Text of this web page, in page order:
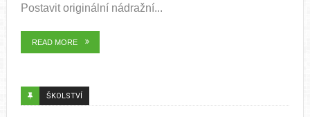
Postavit originální nádražní...
READ MORE
ŠKOLSTVÍ